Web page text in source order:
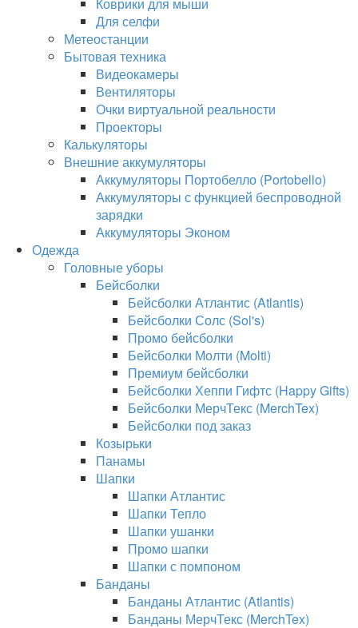
Для селфи
Метеостанции
Бытовая техника
Видеокамеры
Вентиляторы
Очки виртуальной реальности
Проекторы
Калькуляторы
Внешние аккумуляторы
Аккумуляторы Портобелло (Portobello)
Аккумуляторы с функцией беспроводной
зарядки
Аккумуляторы Эконом
Одежда
Головные уборы
Бейсболки
Бейсболки Атлантис (Atlantis)
Бейсболки Солс (Sol's)
Промо бейсболки
Бейсболки Молти (Molti)
Премиум бейсболки
Бейсболки Хеппи Гифтс (Happy Gifts)
Бейсболки МерчТекс (MerchTex)
Бейсболки под заказ
Козырьки
Панамы
Шапки
Шапки Атлантис
Шапки Тепло
Шапки ушанки
Промо шапки
Шапки с помпоном
Банданы
Банданы Атлантис (Atlantis)
Банданы МерчТекс (MerchTex)